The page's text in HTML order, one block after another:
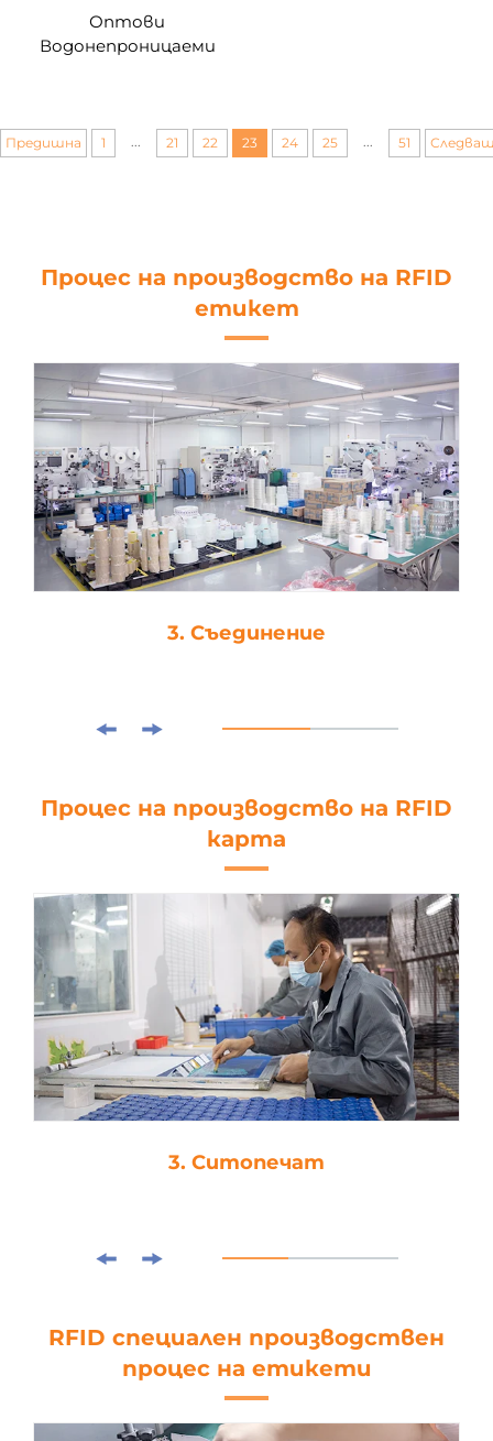
Оптови
Водонепроницаеми
customise
Предишна 1 21 22 23 24 25 51
Процес на производство на RFID
етикет
3. Съединение
Процес на производство на RFID
карта
3. Ситопечат
RFID специален производствен
процес на етикети